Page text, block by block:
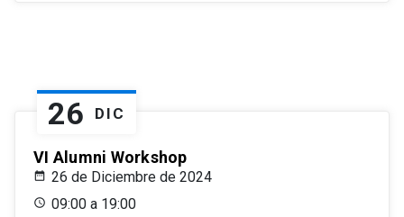
26 DIC
VI Alumni Workshop
26 de Diciembre de 2024
09:00 a 19:00